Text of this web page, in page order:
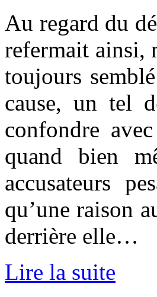
Au regard du
refermait ainsi,
toujours
cause, un tel
confondre
quand bien
accusateurs
qu’une raison
derrière elle…
Lire la suite